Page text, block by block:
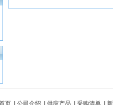
页 公司介绍 供应产品 采购清单